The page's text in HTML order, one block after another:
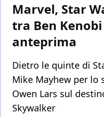
Marvel, Star
tra Ben
anteprima
Dietro le quinte di
Mike Mayhew per lo
Owen Lars sul
Skywalker